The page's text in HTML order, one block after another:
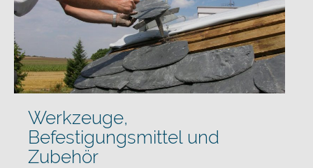
Werkzeuge,
Befestigungsmittel und
Zubehör